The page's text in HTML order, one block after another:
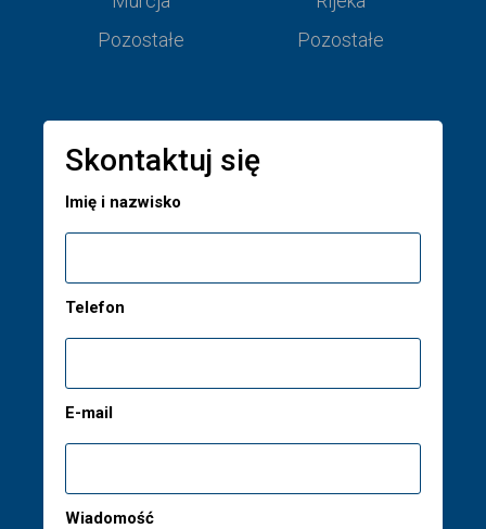
Pozostałe
Pozostałe
Skontaktuj się
Imię i nazwisko
Telefon
E-mail
Wiadomość